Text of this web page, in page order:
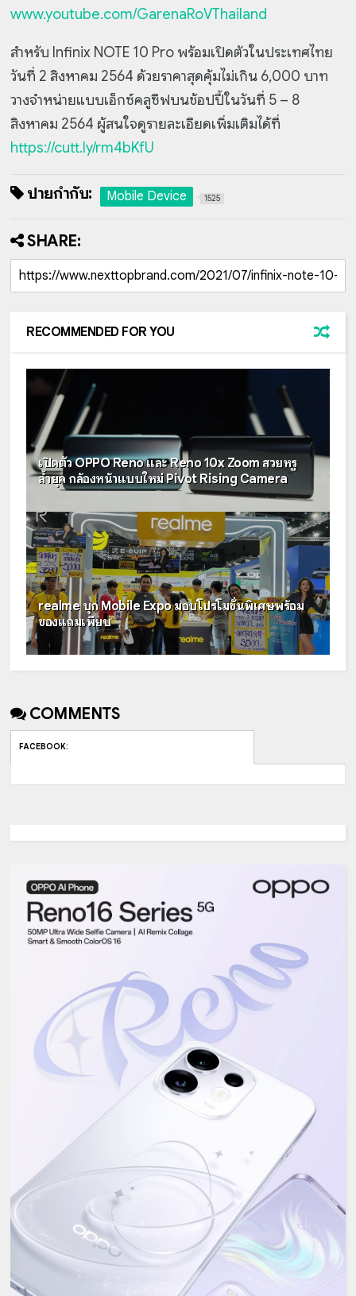
www.youtube.com/GarenaRoVThailand
สำหรับ Infinix NOTE 10 Pro พร้อมเปิดตัวในประเทศไทย
วันที่ 2 สิงหาคม 2564 ด้วยราคาสุดคุ้มไม่เกิน 6,000 บาท
วางจำหน่ายแบบเอ็กซ์คลูซีฟบนช้อปปี้ในวันที่ 5 – 8
สิงหาคม 2564 ผู้สนใจดูรายละเอียดเพิ่มเติมได้ที่
https://cutt.ly/rm4bKfU
ป้ายกำกับ: Mobile Device 1525
SHARE:
RECOMMENDED FOR YOU
เปิดตัว OPPO Reno และ Reno 10x Zoom สวยหรู
ล้ำยุค กล้องหน้าแบบใหม่ Pivot Rising Camera
realme บุก Mobile Expo มอบโปรโมชั่นพิเศษพร้อม
ของแถมเพียบ
COMMENTS
FACEBOOK: